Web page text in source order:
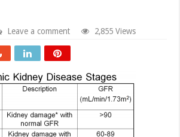
Leave a comment 2,855 Views